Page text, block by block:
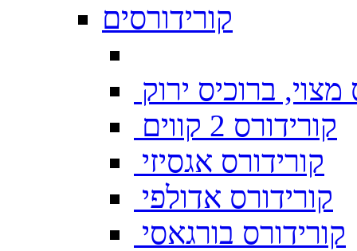
קורידורסים
מצוי, ברוכיס ירוק
קורידורס 2 קווים
קורידורס אגסיזי
קורידורס אדולפי
קורידורס בורגאסי